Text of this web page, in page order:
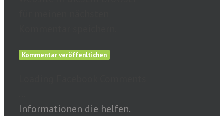
Informationen die helfen.